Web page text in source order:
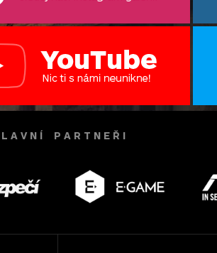
L A V N Í P A R T N E Ř I